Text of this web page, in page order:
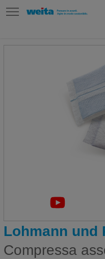
Lohmann und
Compressa